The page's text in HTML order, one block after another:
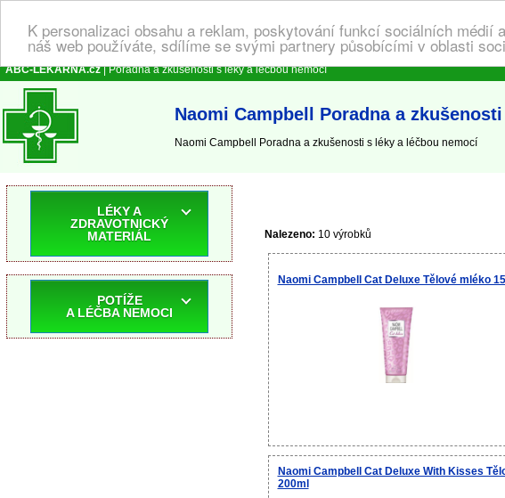
K personalizaci obsahu a reklam, poskytování funkcí sociálních
náš web používáte, sdílíme se svými partnery působícími v oblasti
ABC-LEKARNA.cz| Poradna a zkušenosti s léky a léčbou nemocí
Naomi Campbell Poradna a
Naomi Campbell Poradna a zkušenosti s léky a léčbou nemocí
Nalezeno: 10 výrobků
Naomi Campbell Cat Deluxe Tělové mléko
Naomi Campbell Cat Deluxe With Kisses
200ml
LÉKY A
ZDRAVOTNICKÝ
MATERIÁL
POTÍŽE
A LÉČBA NEMOCI